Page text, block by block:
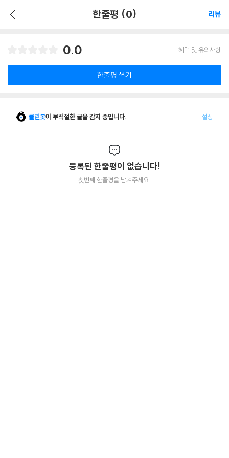
한줄평 (0) 리뷰
0.0 혜택 및 유의사항
한줄평 쓰기
클린봇이 부적절한 글을 감지 중입니다. 설정
등록된 한줄평이 없습니다!
첫번째 한줄평을 남겨주세요.